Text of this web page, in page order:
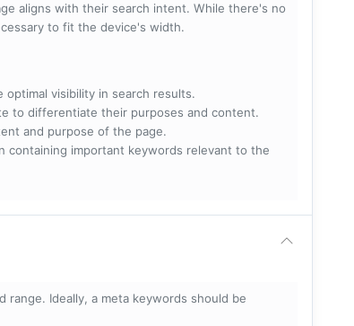
aligns with their search intent. While there's no
to fit the device's width.
visibility in search results.
to differentiate their purposes and content.
and purpose of the page.
containing important keywords relevant to the
Ideally, a meta keywords should be